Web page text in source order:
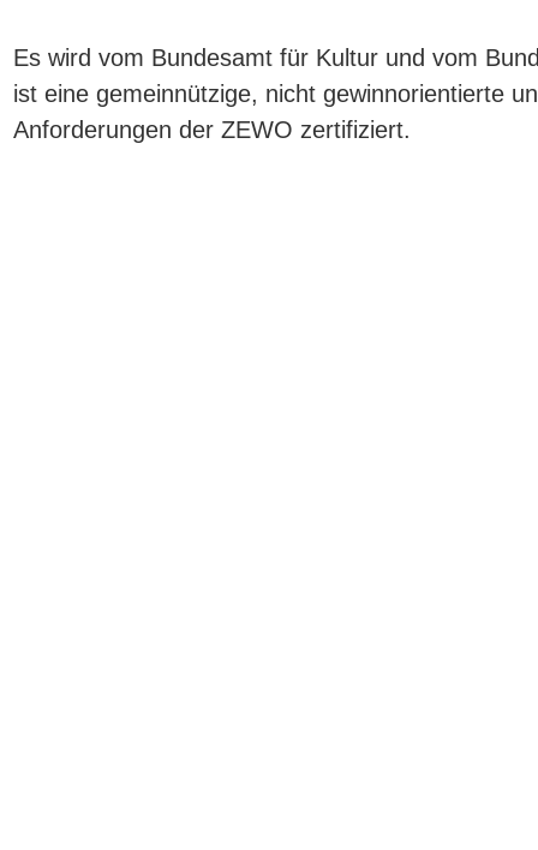
Es wird vom Bundesamt für Kultur und vom
ist eine gemeinnützige, nicht gewinnorientierte
Anforderungen der ZEWO zertifiziert.